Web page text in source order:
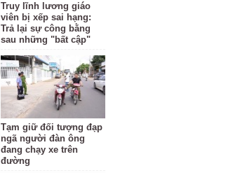
Truy lĩnh lương giáo
viên bị xếp sai hạng:
Trả lại sự công bằng
sau những "bất cập"
Tạm giữ đối tượng đạp
ngã người đàn ông
đang chạy xe trên
đường